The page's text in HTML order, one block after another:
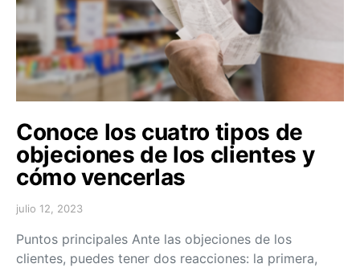
Conoce los cuatro tipos de
objeciones de los clientes y
cómo vencerlas
julio 12, 2023
Puntos principales Ante las objeciones de los
clientes, puedes tener dos reacciones: la primera,